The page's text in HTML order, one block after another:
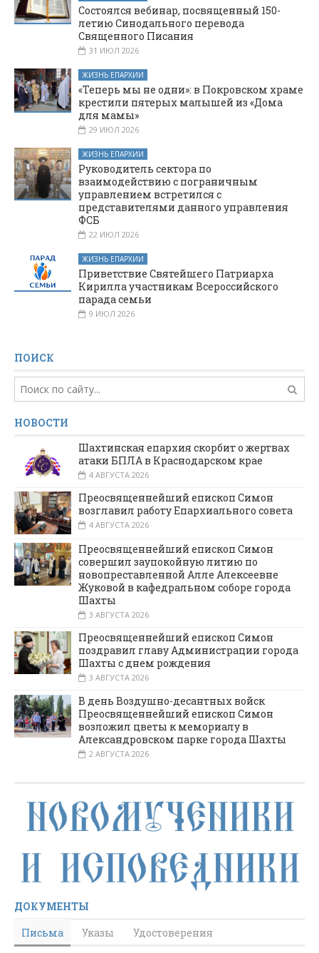
Состоялся вебинар, посвященный 150-
летию Синодального перевода
Священного Писания
31 ИЮЛ 2026
ЖИЗНЬ ЕПАРХИИ
«Теперь мы не одни»: в Покровском храме
крестили пятерых малышей из «Дома
для мамы»
29 ИЮЛ 2026
ЖИЗНЬ ЕПАРХИИ
Руководитель сектора по
взаимодействию с пограничным
управлением встретился с
представителями данного управления
ФСБ
22 ИЮЛ 2026
ЖИЗНЬ ЕПАРХИИ
Приветствие Святейшего Патриарха
Кирилла участникам Всероссийского
парада семьи
9 ИЮЛ 2026
ПОИСК
НОВОСТИ
Шахтинская епархия скорбит о жертвах
атаки БПЛА в Краснодарском крае
4 АВГУСТА 2026
Преосвященнейший епископ Симон
возглавил работу Епархиального совета
4 АВГУСТА 2026
Преосвященнейший епископ Симон
совершил заупокойную литию по
новопреставленной Алле Алексеевне
Жуковой в кафедральном соборе города
Шахты
3 АВГУСТА 2026
Преосвященнейший епископ Симон
поздравил главу Администрации города
Шахты с днем рождения
3 АВГУСТА 2026
В день Воздушно-десантных войск
Преосвященнейший епископ Симон
возложил цветы к мемориалу в
Александровском парке города Шахты
2 АВГУСТА 2026
ДОКУМЕНТЫ
Письма
Указы Удостоверения